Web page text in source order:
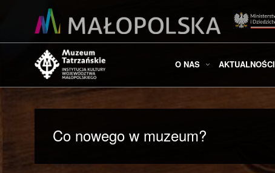
O NAS AKTUALNOŚCI
Co nowego w muzeum?